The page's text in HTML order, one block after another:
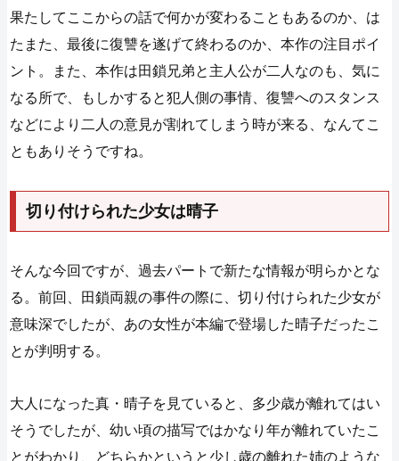
果たしてここからの話で何かが変わることもあるのか、は
たまた、最後に復讐を遂げて終わるのか、本作の注目ポイ
ント。また、本作は田鎖兄弟と主人公が二人なのも、気に
なる所で、もしかすると犯人側の事情、復讐へのスタンス
などにより二人の意見が割れてしまう時が来る、なんてこ
ともありそうですね。
切り付けられた少女は晴子
そんな今回ですが、過去パートで新たな情報が明らかとな
る。前回、田鎖両親の事件の際に、切り付けられた少女が
意味深でしたが、あの女性が本編で登場した晴子だったこ
とが判明する。
大人になった真・晴子を見ていると、多少歳が離れてはい
そうでしたが、幼い頃の描写ではかなり年が離れていたこ
とがわかり、どちらかというと少し歳の離れた姉のような